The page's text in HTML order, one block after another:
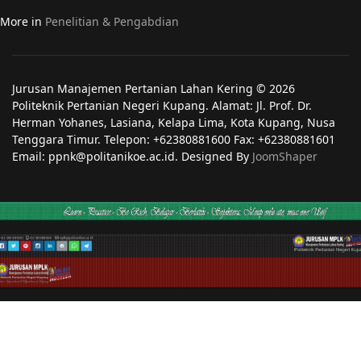
More in Penelitian & Pengabdian
Jurusan Manajemen Pertanian Lahan Kering © 2026
Politeknik Pertanian Negeri Kupang. Alamat: Jl. Prof. Dr.
Herman Yohanes, Lasiana, Kelapa Lima, Kota Kupang, Nusa
Tenggara Timur. Telepon: +62380881600 Fax: +62380881601
Email: ppnk@politanikoe.ac.id. Designed By JoomShaper